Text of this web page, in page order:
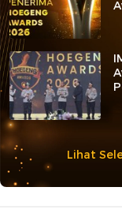
Lihat